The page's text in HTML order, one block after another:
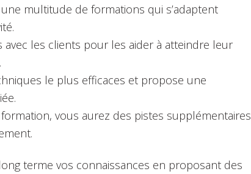
multitude de formations qui s’adaptent
avec les clients pour les aider à atteindre leur
le plus efficaces et propose une
vous aurez des pistes supplémentaires
terme vos connaissances en proposant des